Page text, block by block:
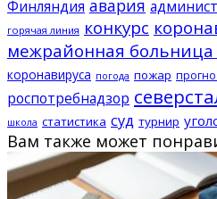
Финляндия авария
горячая линия конкурс
межрайонная
коронавируса погода пожар
роспотребнадзор
школа статистика суд турнир
Вам также может